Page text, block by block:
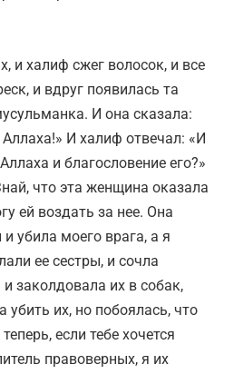
и халиф сжег волосок, и все
и вдруг появилась та
И она сказала:
И халиф отвечал: «И
и благословение его?»
что эта женщина оказала
ей воздать за нее. Она
убила моего врага, а я
ее сестры, и сочла
заколдовала их в собак,
убить их, но побоялась, что
если тебе хочется
правоверных, я их